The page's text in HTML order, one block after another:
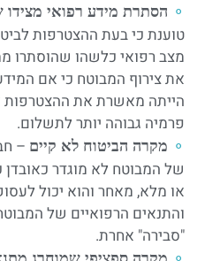
הסתרת מידע רפואי
טוענת כי בעת ההצטרפות
מצב רפואי כלשהו
את צירוף המבוטח כי אם
הייתה מאשרת את ההצטרפות
פרמיה גבוהה יותר לתשלום.
מקרה הביטוח לא קיים –
של המבוטח לא מוגדר
או מלא, מאחר והוא יכול
והתנאים הרפואיים של
"סבירה" אחרת.